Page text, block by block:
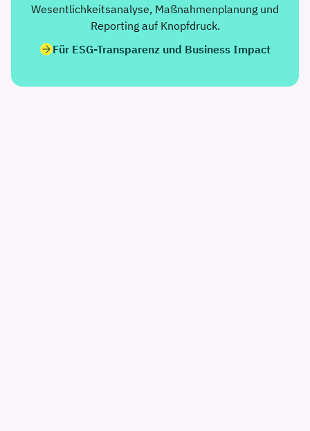
Wesentlichkeitsanalyse, Maßnahmenplanung und
Reporting auf Knopfdruck.
Für ESG-Transparenz und Business Impact